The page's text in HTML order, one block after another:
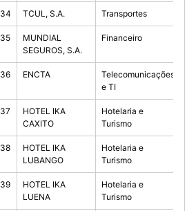
34 TCUL, S.A. Transportes
35
MUNDIAL
SEGUROS, S.A.
Financeiro
36 ENCTA
Telecomunicações
e TI
37
HOTEL IKA
CAXITO
Hotelaria e
Turismo
38
HOTEL IKA
LUBANGO
Hotelaria e
Turismo
39
HOTEL IKA
LUENA
Hotelaria e
Turismo